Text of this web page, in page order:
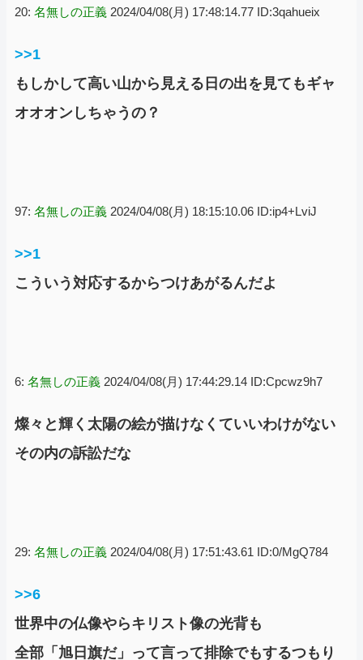
20: 名無しの正義 2024/04/08(月) 17:48:14.77 ID:3qahueix
>>1
もしかして高い山から見える日の出を見てもギャ
オオオンしちゃうの？
97: 名無しの正義 2024/04/08(月) 18:15:10.06 ID:ip4+LviJ
>>1
こういう対応するからつけあがるんだよ
6: 名無しの正義 2024/04/08(月) 17:44:29.14 ID:Cpcwz9h7
燦々と輝く太陽の絵が描けなくていいわけがない
その内の訴訟だな
29: 名無しの正義 2024/04/08(月) 17:51:43.61 ID:0/MgQ784
>>6
世界中の仏像やらキリスト像の光背も
全部「旭日旗だ」って言って排除でもするつもり